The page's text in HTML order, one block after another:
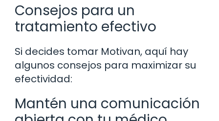
Consejos para un
tratamiento efectivo
Si decides tomar Motivan, aquí hay
algunos consejos para maximizar su
efectividad:
Mantén una comunicación